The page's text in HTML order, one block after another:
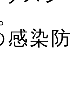
感染